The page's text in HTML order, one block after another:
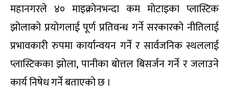
महानगरले ४० माइक्रोनभन्दा कम मोटाइका प्लास्टिक
झोलाको प्रयोगलाई पूर्ण प्रतिवन्ध गर्ने सरकारको नीतिलाई
प्रभावकारी रुपमा कार्यान्वयन गर्ने र सार्वजनिक स्थललाई
प्लास्टिकका झोला, पानीका बोत्तल बिसर्जन गर्ने र जलाउने
कार्य निषेध गर्ने बताएको छ ।